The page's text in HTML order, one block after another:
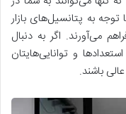
به پتانسیل‌های بازار
می‌آورند. اگر به دنبال
و توانایی‌هایتان
باشند.